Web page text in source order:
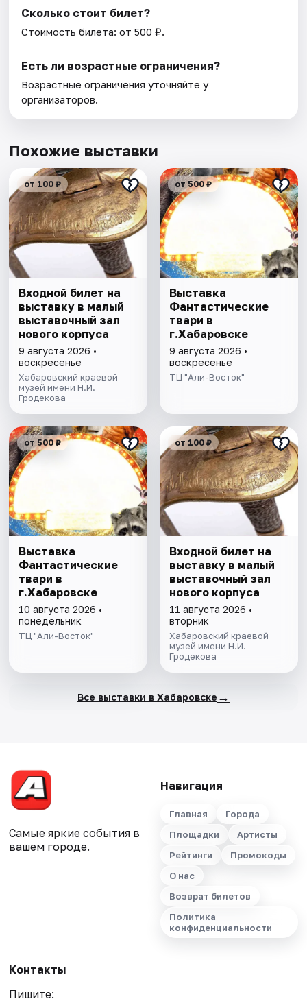
Сколько стоит билет?
Стоимость билета: от 500 ₽.
Есть ли возрастные ограничения?
Возрастные ограничения уточняйте у
организаторов.
Похожие выставки
от 100 ₽
Входной билет на
выставку в малый
выставочный зал
нового корпуса
9 августа 2026 •
воскресенье
Хабаровский краевой
музей имени Н.И.
Гродекова
от 500 ₽
Выставка
Фантастические
твари в
г.Хабаровске
9 августа 2026 •
воскресенье
ТЦ "Али-Восток"
от 500 ₽
Выставка
Фантастические
твари в
г.Хабаровске
10 августа 2026 •
понедельник
ТЦ "Али-Восток"
от 100 ₽
Входной билет на
выставку в малый
выставочный зал
нового корпуса
11 августа 2026 •
вторник
Хабаровский краевой
музей имени Н.И.
Гродекова
Все выставки в Хабаровске →
Самые яркие события в
вашем городе.
Навигация
Главная
Города
Площадки
Артисты
Рейтинги
Промокоды
О нас
Возврат билетов
Политика
конфиденциальности
Контакты
Пишите: